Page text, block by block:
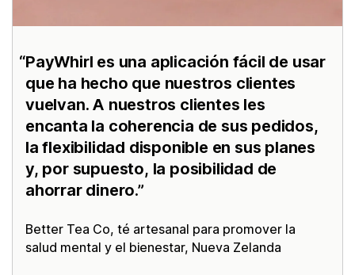
PayWhirl es una aplicación fácil de usar
que ha hecho que nuestros clientes
vuelvan. A nuestros clientes les
encanta la coherencia de sus pedidos,
la flexibilidad disponible en sus planes
y, por supuesto, la posibilidad de
ahorrar dinero.
Better Tea Co, té artesanal para promover la
salud mental y el bienestar, Nueva Zelanda